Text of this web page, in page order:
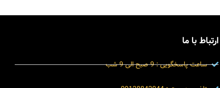
ارتباط با ما
ساعت پاسخگویی : 9 صبح الی 9 شب